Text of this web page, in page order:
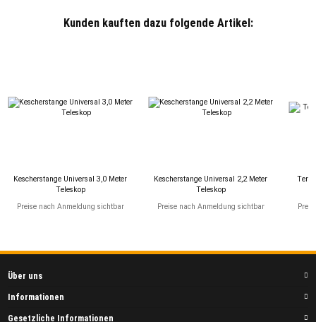
Kunden kauften dazu folgende Artikel:
Kescherstange Universal 3,0 Meter
Teleskop
Preise nach Anmeldung sichtbar
Kescherstange Universal 2,2 Meter
Teleskop
Preise nach Anmeldung sichtbar
Über uns
Informationen
Gesetzliche Informationen